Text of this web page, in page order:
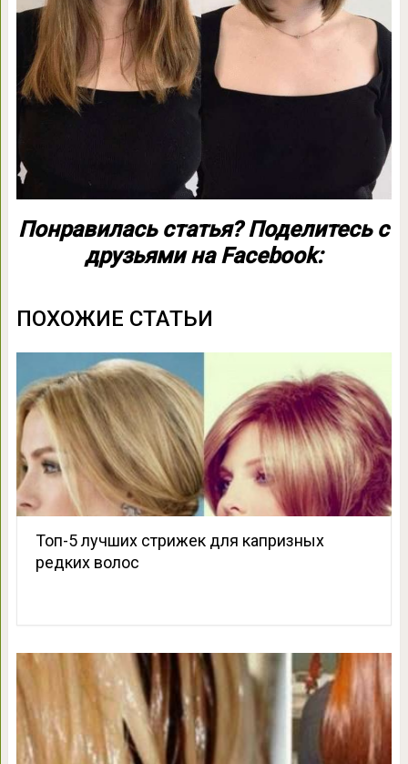
Понравилась статья? Поделитесь с
друзьями на Facebook:
ПОХОЖИЕ СТАТЬИ
Топ-5 лучших стрижек для капризных
редких волос